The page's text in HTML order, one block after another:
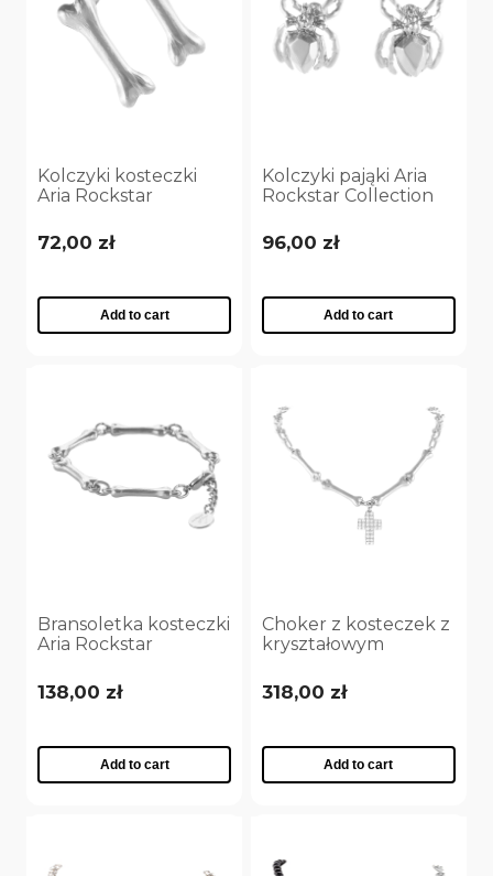
Kolczyki kosteczki
Aria Rockstar
(P25/NUT/05AG)
72,00 zł
Add to cart
Kolczyki pająki Aria
Rockstar Collection
96,00 zł
Add to cart
Bransoletka kosteczki
Aria Rockstar
(B25/NUT/05AG)
138,00 zł
Add to cart
Choker z kosteczek z
kryształowym
Rockstar Collection
(C25/NUT/14AG)
318,00 zł
Add to cart